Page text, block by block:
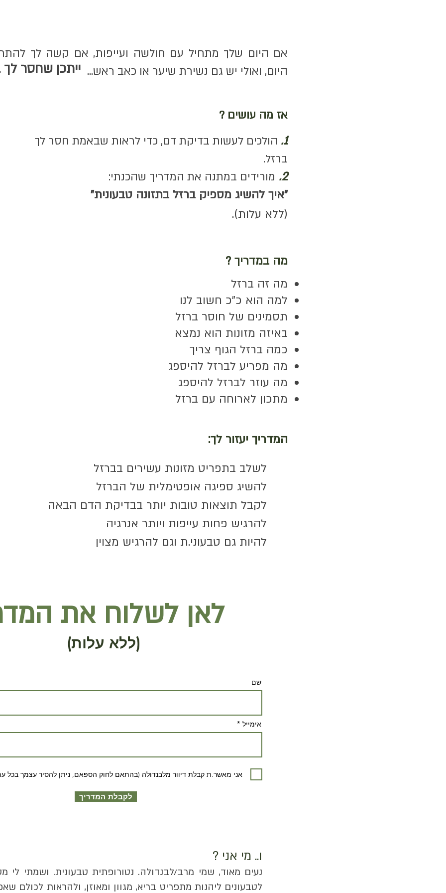
אם היום שלך מתחיל עם חולשה ועייפות, אם קשה לך
היום, ואולי יש גם נשירת שיער או כאב ראש... ייתכן שחסר
אז מה עושים ?
1. הולכים לעשות בדיקת דם, כדי לראות שבאמת חסר לך
ברזל.
2. מורידים במתנה את המדריך שהכנתי:
"איך להשיג מספיק ברזל בתזונה טבעונית"
(ללא עלות).
מה במדריך ?
מה זה ברזל
למה הוא כ"כ חשוב לנו
תסמינים של חוסר ברזל
באיזה מזונות הוא נמצא
כמה ברזל הגוף צריך
מה מפריע לברזל להיספג
מה עוזר לברזל להיספג
מתכון לארוחה עם ברזל
המדריך יעזור לך:
לשלב בתפריט מזונות עשירים בברזל
להשיג ספיגה אופטימלית של הברזל
לקבל תוצאות טובות יותר בבדיקת הדם הבאה
להרגיש פחות עייפות ויותר אנרגיה
להיות גם טבעוני.ת וגם להרגיש מצוין
(ללא עלות)
שם
אימייל
אני מאשר.ת קבלת דיוור מלבנדולה (בהתאם לחוק הספאם, ניתן להסיר עצמך בכל
לקבלת המדריך
לאן לשלוח את
ו.. מי אני ?
נעים מאוד, שמי מרב/לבנדולה. נטורופתית טבעונית. ושמתי לי
לטבעונים ליהנות מתפריט בריא, מגוון ומאוזן, ולהראות לכולם